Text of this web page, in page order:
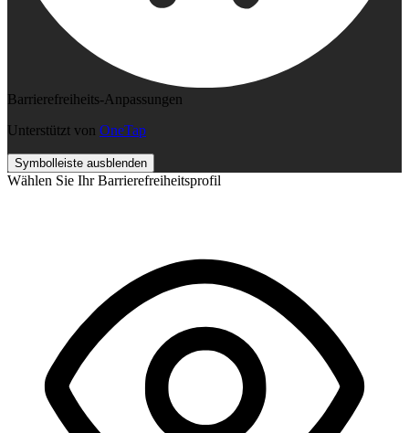
Barrierefreiheits-Anpassungen
Unterstützt von OneTap
Symbolleiste ausblenden
Wählen Sie Ihr Barrierefreiheitsprofil